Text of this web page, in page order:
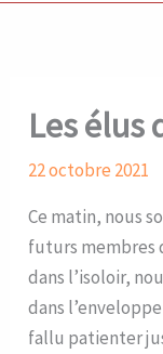
Les élus
22 octobre 2021
Ce matin, nous
futurs membres
dans l’isoloir,
dans
fallu patienter